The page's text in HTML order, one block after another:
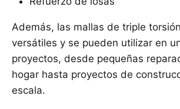
Además, las mallas de triple
versátiles y se pueden utilizar en
proyectos, desde pequeñas
hogar hasta proyectos de
escala.